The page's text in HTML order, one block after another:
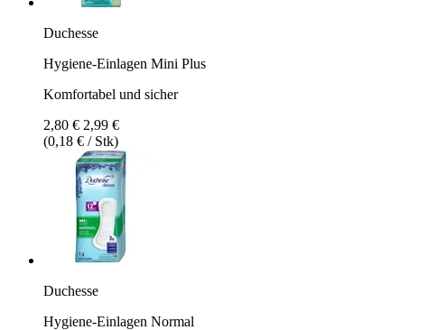
Duchesse
Hygiene-Einlagen Mini Plus
Komfortabel und sicher
2,80 € 2,99 €
(0,18 € / Stk)
Duchesse
Hygiene-Einlagen Normal